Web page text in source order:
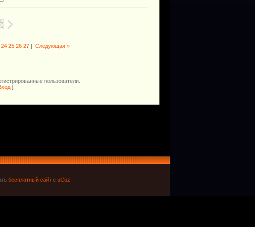
24 25 26 27 | Следующая »
пользователи.
]
бесплатный сайт с uCoz